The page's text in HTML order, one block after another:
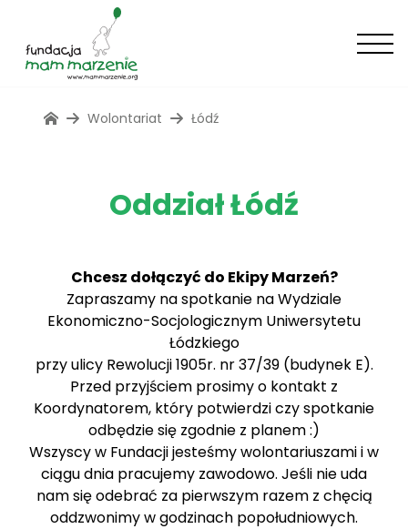
Wolontariat Łódź
Oddział Łódź
Chcesz dołączyć do Ekipy Marzeń?
Zapraszamy na spotkanie na Wydziale
Ekonomiczno-Socjologicznym Uniwersytetu
Łódzkiego
przy ulicy Rewolucji 1905r. nr 37/39 (budynek E).
Przed przyjściem prosimy o kontakt z
Koordynatorem, który potwierdzi czy spotkanie
odbędzie się zgodnie z planem :)
Wszyscy w Fundacji jesteśmy wolontariuszami i w
ciągu dnia pracujemy zawodowo. Jeśli nie uda
nam się odebrać za pierwszym razem z chęcią
oddzwonimy w godzinach popołudniowych.